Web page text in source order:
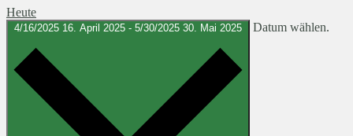
Heute
4/16/2025 16. April 2025 - 5/30/2025 30. Mai 2025 Datum wählen.